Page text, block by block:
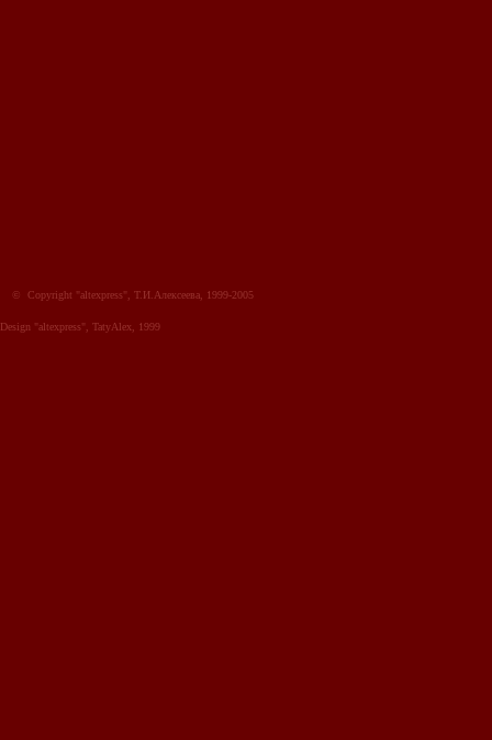
© Copyright "altexpress", Т.И.Алексеева, 1999-2005
Design "altexpress", TatyAlex, 1999